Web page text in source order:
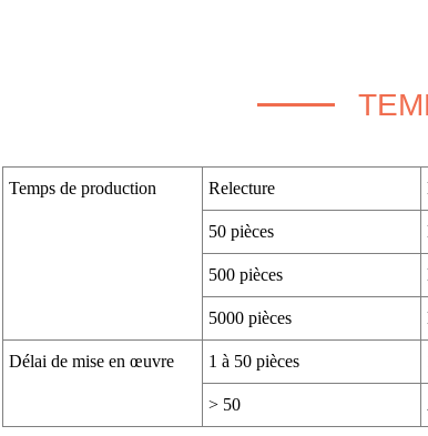
Temps de production Relecture
50 pièces
500 pièces
5000 pièces
Délai de mise en œuvre 1 à 50 pièces
> 50